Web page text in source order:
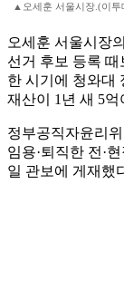
▲오세훈 서울시장.(이투
오세훈 서울시장
선거 후보 등록 때
한 시기에 청와대
재산이 1년 새 5억
정부공직자윤리
임용·퇴직한 전·
일 관보에 게재했